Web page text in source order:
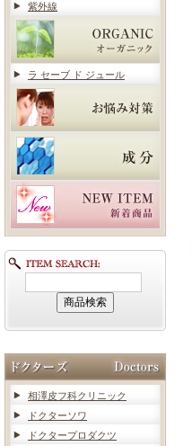
紫外線
ラ セーブ ド ジュール
相澤皮フ科クリニック
ドクターソワ
ドクタープロダクツ